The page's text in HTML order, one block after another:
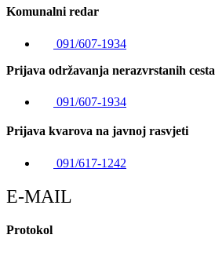
Komunalni redar
091/607-1934
Prijava održavanja nerazvrstanih cesta
091/607-1934
Prijava kvarova na javnoj rasvjeti
091/617-1242
E-MAIL
Protokol